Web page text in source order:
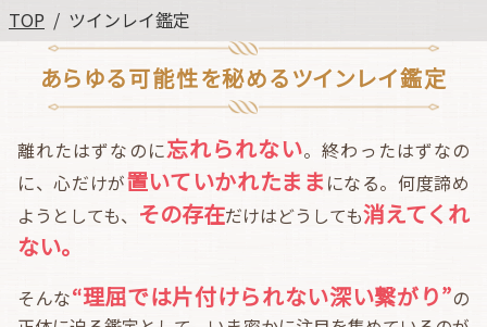
TOP ツインレイ鑑定
あらゆる可能性を秘めるツインレイ鑑定
離れたはずなのに忘れられない。終わったはずなの
に、心だけが置いていかれたまま になる。何度諦め
ようとしても、 その存在だけはどうしても消えてくれ
ない。
そんな“理屈では片付けられない深い繋がり”の